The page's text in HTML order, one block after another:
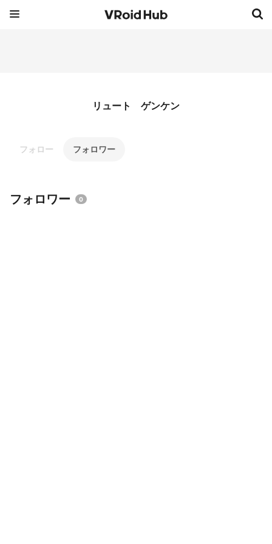
リュート ゲンケン
フォロー フォロワー
フォロワー 0